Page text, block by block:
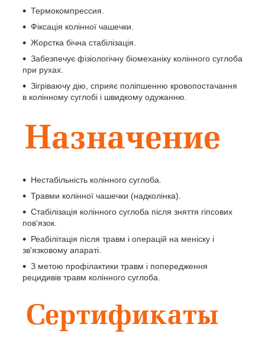
Термокомпрессия.
Фіксація колінної чашечки.
Жорстка бічна стабілізація.
Забезпечує фізіологічну біомеханіку колінного суглоба
при рухах.
Зігріваючу дію, сприяє поліпшенню кровопостачання
в колінному суглобі і швидкому одужанню.
Нестабільність колінного суглоба.
Травми колінної чашечки (надколінка).
Стабілізація колінного суглоба після зняття гіпсових
пов'язок.
Реабілітація після травм і операцій на меніску і
зв'язковому апараті.
З метою профілактики травм і попередження
рецидивів травм колінного суглоба.